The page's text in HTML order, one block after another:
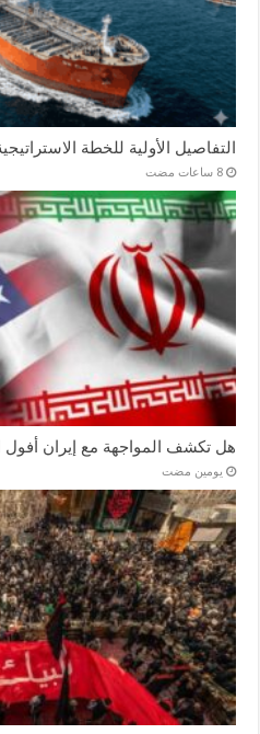
التفاصيل الأولية للخطة
‏8 ساعات مضت
هل تكشف المواجهة مع إيران أفول
‏يومين مضت